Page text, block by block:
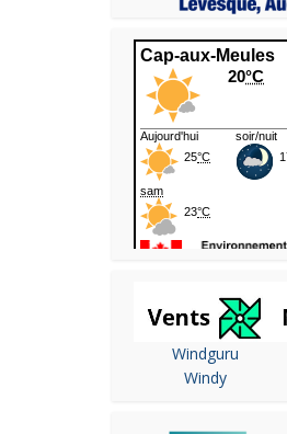
Windguru
Windy